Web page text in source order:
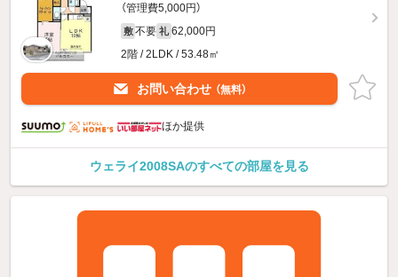
（管理費5,000円）
敷 不要 礼 62,000円
2階 / 2LDK / 53.48㎡
お問い合わせ （無料）
ほか提供
ウェライ2008SAのすべての部屋を見る